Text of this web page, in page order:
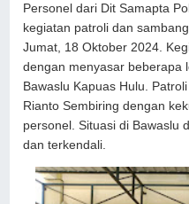
Personel dari Dit Samapta
kegiatan patroli dan
Jumat, 18 Oktober 2024.
dengan menyasar beberapa
Bawaslu Kapuas Hulu.
Rianto Sembiring dengan
personel. Situasi di Bawaslu
dan terkendali.